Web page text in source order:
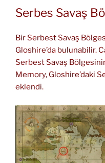
Serbes Savaş
Bir Serbest Savaş
Gloshire’da bulunabilir.
Serbest Savaş
Memory, Gloshire’daki
eklendi.